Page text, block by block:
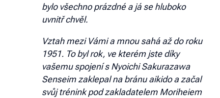
bylo všechno prázdné a já se hluboko
uvnitř chvěl.
Vztah mezi Vámi a mnou sahá až do roku
1951. To byl rok, ve kterém jste díky
vašemu spojení s Nyoichi Sakurazawa
Senseim zaklepal na bránu aikido a začal
svůj trénink pod zakladatelem Moriheiem